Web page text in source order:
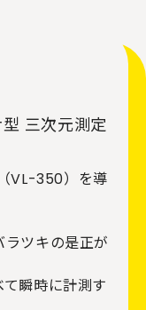
三次元測定
VL-350）を導
ツキの是正が
瞬時に計測す